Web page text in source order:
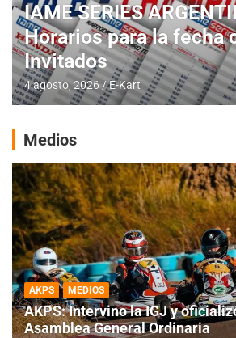
IAME SERIES
Horarios para la fecha
Invitados
4 agosto, 2026 E-Kart
Medios
AKPS MEDIOS
AKPS: Intervino la IGJ y
Asamblea General Ordinaria